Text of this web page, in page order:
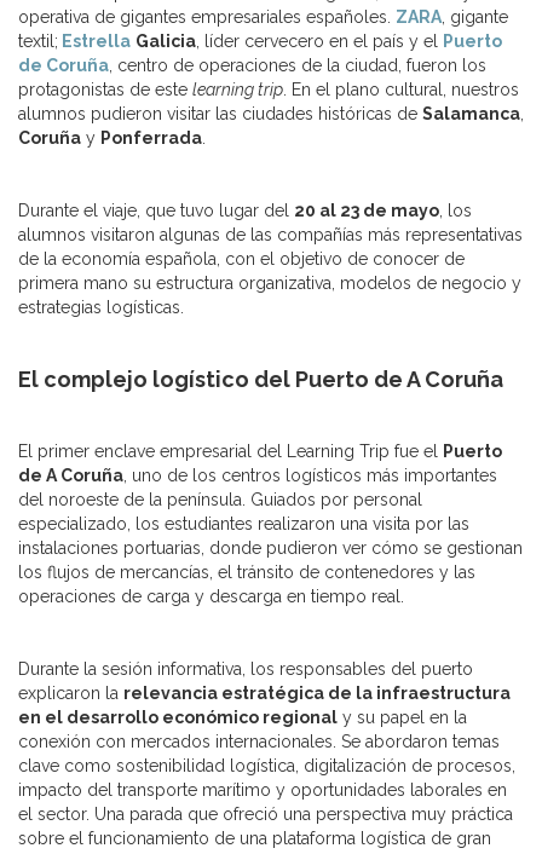
operativa de gigantes empresariales españoles. ZARA , gigante
textil; Estrella Galicia , líder cervecero en el país y el
Puerto
de Coruña , centro de operaciones de la ciudad, fueron los
protagonistas de este learning trip . En el plano cultural, nuestros
alumnos pudieron visitar las ciudades históricas de Salamanca
Coruña y Ponferrada
Durante el viaje, que tuvo lugar del 20 al 23 de mayo , los
alumnos visitaron algunas de las compañías más representativas
de la economía española, con el objetivo de conocer de
primera mano su estructura organizativa, modelos de negocio y
estrategias logísticas.
El complejo logístico del Puerto de A Coruña
El primer enclave empresarial del Learning Trip fue el
Puerto
de A Coruña , uno de los centros logísticos más importantes
del noroeste de la península. Guiados por personal
especializado, los estudiantes realizaron una visita por las
instalaciones portuarias, donde pudieron ver cómo se gestionan
los flujos de mercancías, el tránsito de contenedores y las
operaciones de carga y descarga en tiempo real.
Durante la sesión informativa, los responsables del puerto
explicaron la relevancia estratégica de la infraestructura
en el desarrollo económico regional y su papel en la
conexión con mercados internacionales. Se abordaron temas
clave como sostenibilidad logística, digitalización de procesos,
impacto del transporte marítimo y oportunidades laborales en
el sector. Una parada que ofreció una perspectiva muy práctica
sobre el funcionamiento de una plataforma logística de gran